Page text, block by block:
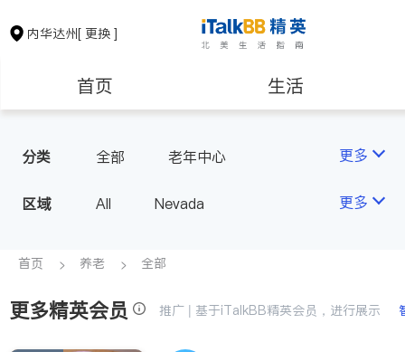
内华达州[ 更换 ]
首页 生活
保险理财
会计师
教育 养老
分类 全部 老年中心 更多
区域 All Nevada 更多
首页 养老 全部
更多精英会员 推广 | 基于iTalkBB精英会员，进行展示